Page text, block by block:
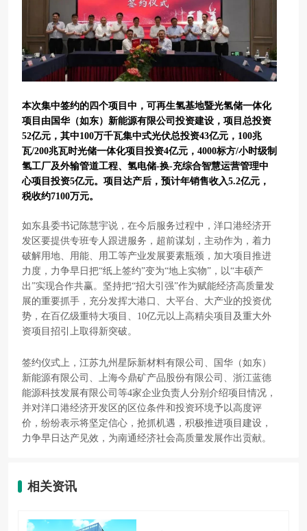
本次集中签约的四个项目中，可再生氢基地暨光氢储一体化
项目由国华（如东）新能源有限公司投资建设，项目总投资
52亿元，其中100万千瓦集中式光伏总投资43亿元，100兆
瓦/200兆瓦时光储一体化项目投资4亿元，4000标方/小时级制
氢工厂及外输管道工程、氢电储-换-充综合智慧运营管理中
心项目投资5亿元。项目达产后，预计年销售收入5.2亿元，
税收约7100万元。
如东县委书记陈慧宇说，在今后服务过程中，洋口港经济开
发区要提供专班专人跟进服务，超前谋划，主动作为，着力
破解用地、用能、用工等产业发展要素瓶颈，加大项目推进
力度，力争早日把“纸上签约”变为“地上实物”，以“丰硕产
出”实现合作共赢。坚持把“招大引强”作为赋能经济高质量发
展的重要抓手，充分发挥大港口、大平台、大产业的投资优
势，在百亿级重特大项目、10亿元以上高精尖项目及重大外
资项目招引上取得新突破。
签约仪式上，江苏九州星际新材料有限公司、国华（如东）
新能源有限公司、上海今鼎矿产品股份有限公司、浙江蓝德
能源科技发展有限公司等4家企业负责人分别介绍项目情况，
并对洋口港经济开发区的区位条件和投资环境予以高度评
价，纷纷表示将坚定信心，抢抓机遇，积极推进项目建设，
力争早日达产见效，为南通经济社会高质量发展作出贡献。
相关资讯